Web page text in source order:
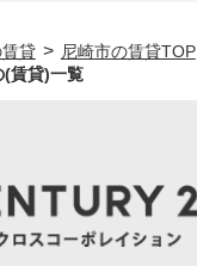
貸 > 尼崎市の賃貸TOP
(賃貸)一覧